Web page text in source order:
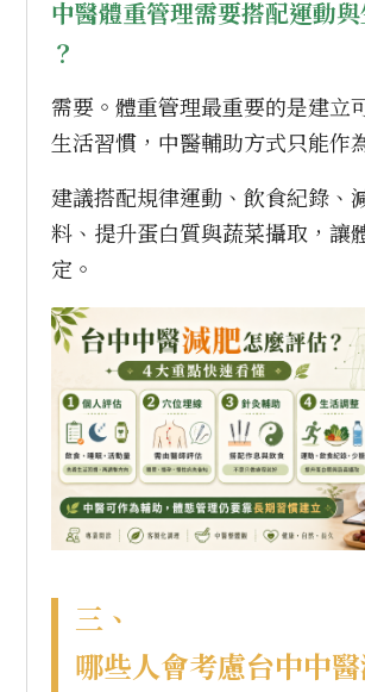
中醫體重管理需要搭配運動
？
需要。體重管理最重要的是建立
生活習慣，中醫輔助方式只能作
建議搭配規律運動、飲食紀錄、
料、提升蛋白質與蔬菜攝取，讓
定。
三、
哪些人會考慮台中中醫